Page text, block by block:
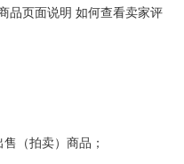
品页面说明 如何查看卖家评
（拍卖）商品；